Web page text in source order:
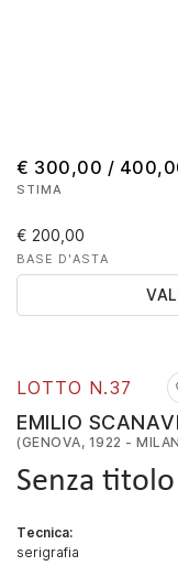
LOTTO N.37
EMILIO
(GENOVA, 1922 -
Senza titolo
Tecnica:
serigrafia
€ 300,00 /
STIMA
€ 200,00
BASE D'ASTA